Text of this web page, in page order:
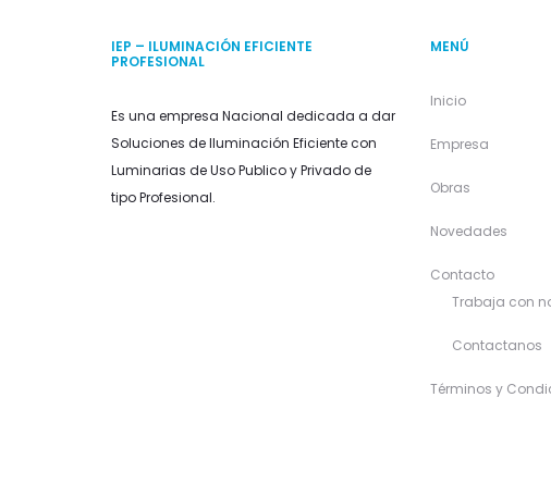
IEP – ILUMINACIÓN EFICIENTE
PROFESIONAL
Es una empresa Nacional dedicada a dar
Soluciones de Iluminación Eficiente con
Luminarias de Uso Publico y Privado de
tipo Profesional.
MENÚ
Inicio
Empresa
Obras
Novedades
Contacto
Trabaja con
Contactanos
Términos y